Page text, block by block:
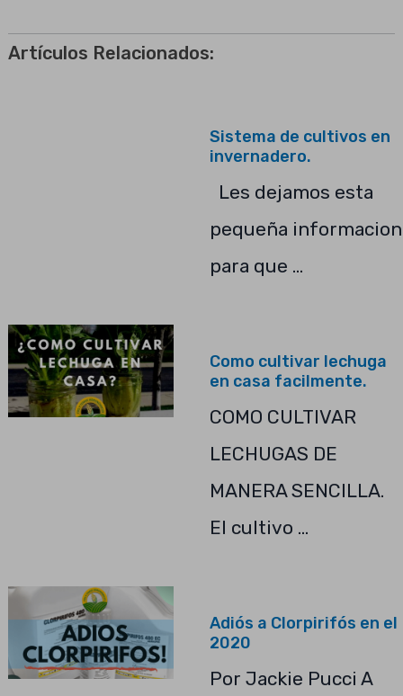
Artículos Relacionados:
Sistema de cultivos en
invernadero.
Les dejamos esta
pequeña informacion
para que …
Como cultivar lechuga
en casa facilmente.
COMO CULTIVAR
LECHUGAS DE
MANERA SENCILLA.
El cultivo …
Adiós a Clorpirifós en el
2020
Por Jackie Pucci A